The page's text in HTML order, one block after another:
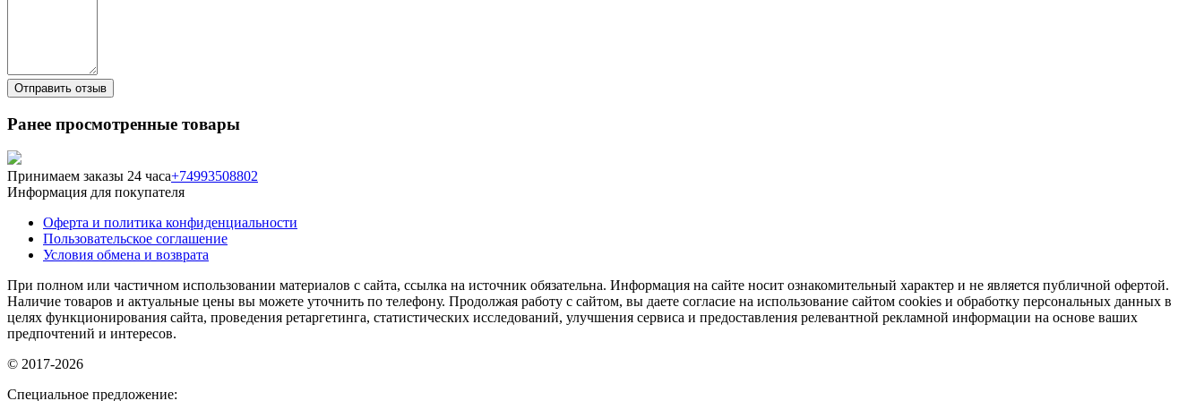
Ранее просмотренные товары
Принимаем заказы 24 часа+74993508802
Информация для покупателя
Оферта и политика конфиденциальности
Пользовательское соглашение
Условия обмена и возврата
При полном или частичном использовании материалов с сайта, ссылка на источник обязательна. Информация на сайте носит ознакомительный характер и не является публичной офертой.
Наличие товаров и актуальные цены вы можете уточнить по телефону. Продолжая работу с сайтом, вы даете согласие на использование сайтом cookies и обработку персональных данных в
целях функционирования сайта, проведения ретаргетинга, статистических исследований, улучшения сервиса и предоставления релевантной рекламной информации на основе ваших
предпочтений и интересов.
© 2017-2026
Специальное предложение: